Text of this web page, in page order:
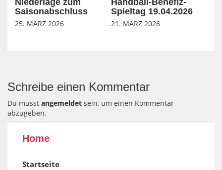
Niederlage zum
Saisonabschluss
25. MÄRZ 2026
Handball-Benefiz-
Spieltag 19.04.2026
21. MÄRZ 2026
Schreibe einen Kommentar
Du musst angemeldet sein, um einen Kommentar
abzugeben.
Home
Startseite